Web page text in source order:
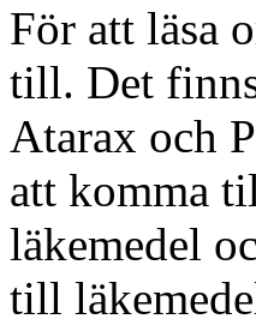
För att läsa
till. Det
Atarax och
att komma
läkemedel
till